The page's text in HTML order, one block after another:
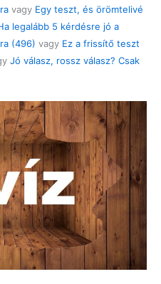
vagy Egy teszt, és örömtelivé
legalább 5 kérdésre jó a
(496) vagy Ez a frissítő teszt
Jó válasz, rossz válasz? Csak